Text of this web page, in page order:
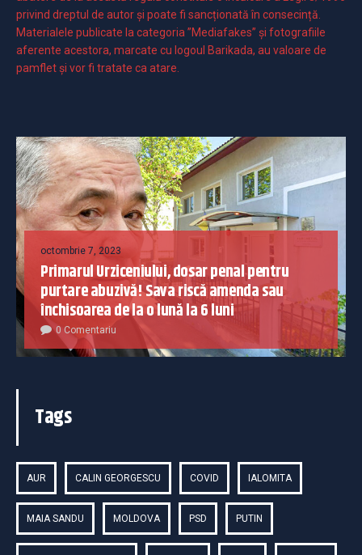
privind dreptul de autor și poate fi sancționată în consecință.
Materialele publicate la categoria ”Mediafakes” și fotografiile
aferente acestora, marcate cu logoul Barikada, au valoare de
pamflet și vor fi tratate ca atare.
octombrie 7, 2023
Primarul Urziceniului, dosar penal pentru
purtare abuzivă! Sava riscă amenda sau
închisoarea de la o lună la 6 luni
0 Comentariu
Tags
AUR CALIN GEORGESCU COVID IALOMITA
MAIA SANDU MOLDOVA PSD PUTIN